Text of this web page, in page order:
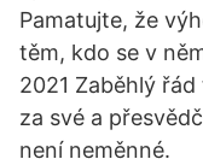
Pamatujte, že
těm, kdo se v
2021 Zaběhlý
za své a
není neměnné.